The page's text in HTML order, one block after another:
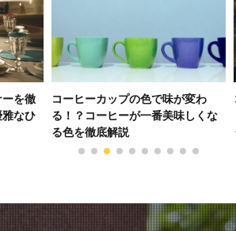
を徹
なひ
コーヒーカップの色で味が変わ
る！？コーヒーが一番美味しくな
る色を徹底解説